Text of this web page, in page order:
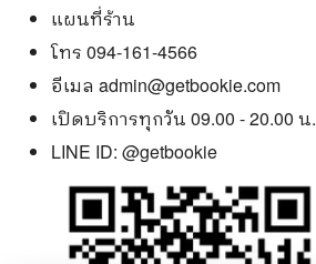
แผนที่ร้าน
โทร 094-161-4566
อีเมล admin@getbookie.com
เปิดบริการทุกวัน 09.00 - 20.00 น.
LINE ID: @getbookie